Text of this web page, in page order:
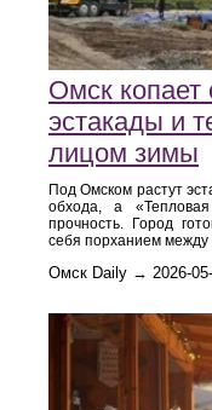
Омск копает
эстакады и
лицом зимы
Под Омском растут
обхода, а
прочность. Город
себя порханием между
Омск Daily → 2026-